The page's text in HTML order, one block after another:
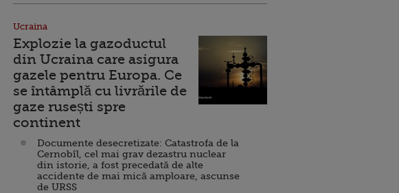
Ucraina
Explozie la gazoductul
din Ucraina care asigura
gazele pentru Europa. Ce
se întâmplă cu livrările de
gaze rusești spre
continent
Documente desecretizate: Catastrofa de la
Cernobîl, cel mai grav dezastru nuclear
din istorie, a fost precedată de alte
accidente de mai mică amploare, ascunse
de URSS